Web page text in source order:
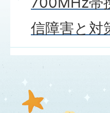
信障害と対